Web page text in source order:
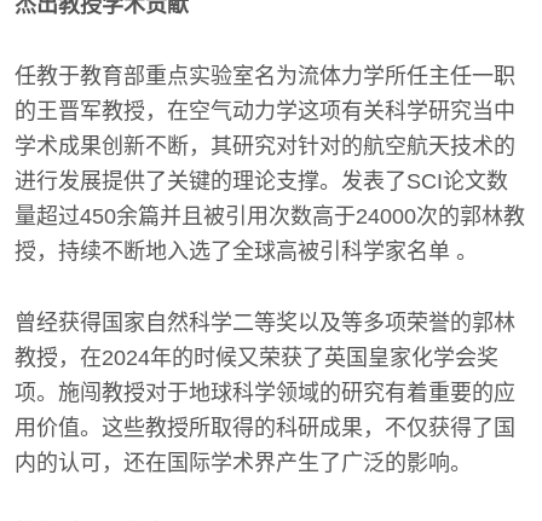
杰出教授学术贡献
任教于教育部重点实验室名为流体力学所任主任一职
的王晋军教授，在空气动力学这项有关科学研究当中
学术成果创新不断，其研究对针对的航空航天技术的
进行发展提供了关键的理论支撑。发表了SCI论文数
量超过450余篇并且被引用次数高于24000次的郭林教
授，持续不断地入选了全球高被引科学家名单 。
曾经获得国家自然科学二等奖以及等多项荣誉的郭林
教授，在2024年的时候又荣获了英国皇家化学会奖
项。施闯教授对于地球科学领域的研究有着重要的应
用价值。这些教授所取得的科研成果，不仅获得了国
内的认可，还在国际学术界产生了广泛的影响。